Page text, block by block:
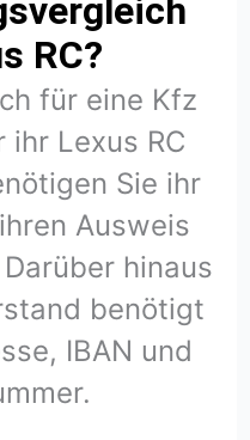
RC?
für eine Kfz
ihr Lexus RC
Sie ihr
Ausweis
hinaus
benötigt
IBAN und